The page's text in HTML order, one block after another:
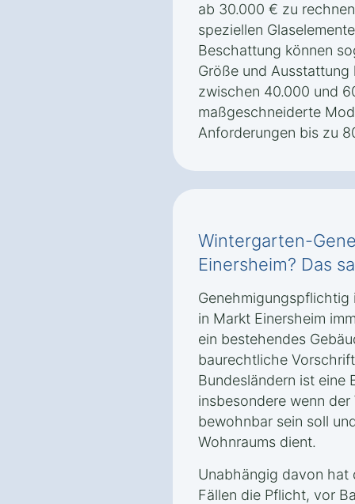
ab 30.000 € zu
speziellen
Beschattung können
Größe und Ausstattung
zwischen 40.000 und
maßgeschneiderte
Anforderungen bis zu
Wintergarten-
Einersheim? Das
Genehmigungspflichtig
in Markt Einersheim
ein bestehendes
baurechtliche
Bundesländern ist eine
insbesondere wenn
bewohnbar sein soll
Wohnraums dient.
Unabhängig davon hat
Fällen die Pflicht, vor